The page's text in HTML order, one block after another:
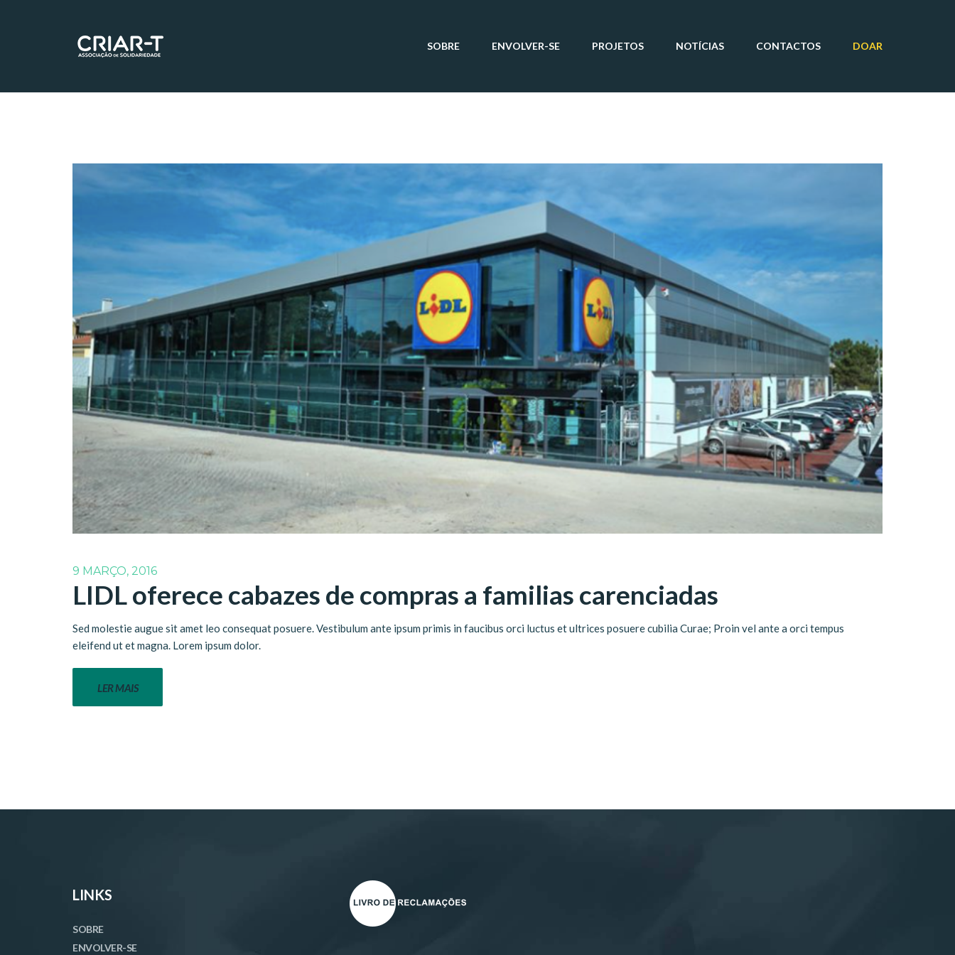
SOBRE ENVOLVER-SE PROJETOS NOTÍCIAS CONTACTOS DOAR
9 MARÇO, 2016
LIDL oferece cabazes de compras a familias carenciadas
Sed molestie augue sit amet leo consequat posuere. Vestibulum ante ipsum primis in faucibus orci luctus et ultrices posuere cubilia Curae; Proin vel ante a orci tempus
eleifend ut et magna. Lorem ipsum dolor.
LER MAIS
LINKS
SOBRE
ENVOLVER-SE